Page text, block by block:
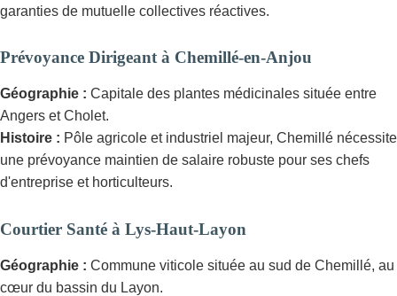
garanties de mutuelle collectives réactives.
Prévoyance Dirigeant à Chemillé-en-Anjou
Géographie : Capitale des plantes médicinales située entre
Angers et Cholet.
Histoire : Pôle agricole et industriel majeur, Chemillé nécessite
une prévoyance maintien de salaire robuste pour ses chefs
d'entreprise et horticulteurs.
Courtier Santé à Lys-Haut-Layon
Géographie : Commune viticole située au sud de Chemillé, au
cœur du bassin du Layon.